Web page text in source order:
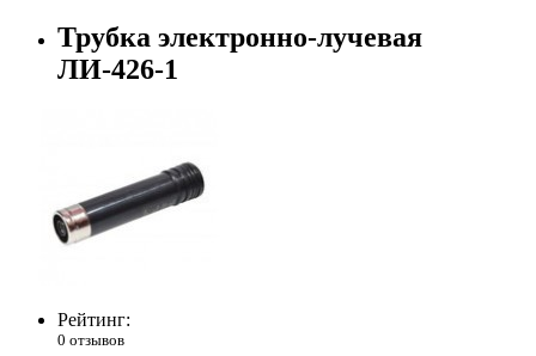
Трубка электронно-лучевая
ЛИ-426-1
Рейтинг:
0 отзывов